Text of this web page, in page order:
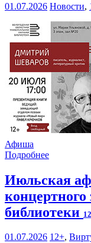
01.07.2026 Новости,
Афиша
Подробнее
Июльская
библиотеки
01.07.2026 12+,